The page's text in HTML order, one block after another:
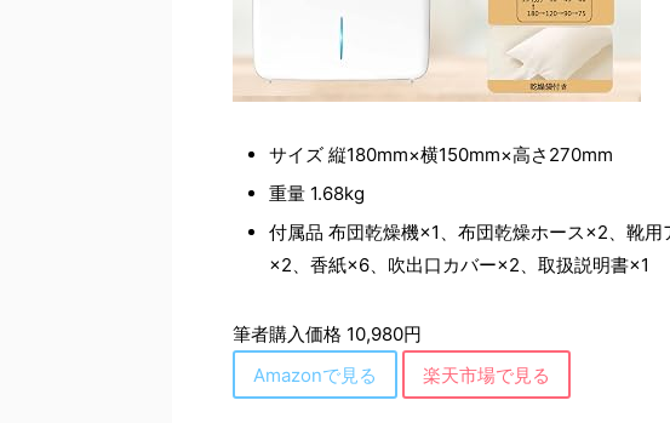
サイズ 縦180mm×横150mm×高さ270mm
重量 1.68kg
付属品 布団乾燥機×1、布団乾燥ホース×2、靴
×2、香紙×6、吹出口カバー×2、取扱説明書×1
筆者購入価格 10,980円
Amazonで見る
楽天市場で見る